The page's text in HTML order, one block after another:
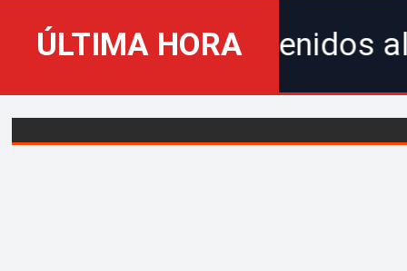
ÚLTIMA HORA
¡Bienvenidos al nuevo